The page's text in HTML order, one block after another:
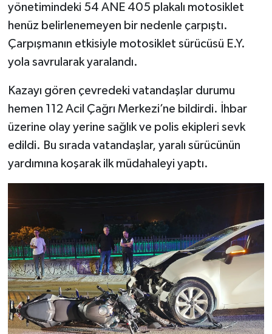
yönetimindeki 54 ANE 405 plakalı motosiklet
henüz belirlenemeyen bir nedenle çarpıştı.
Çarpışmanın etkisiyle motosiklet sürücüsü E.Y.
yola savrularak yaralandı.
Kazayı gören çevredeki vatandaşlar durumu
hemen 112 Acil Çağrı Merkezi’ne bildirdi. İhbar
üzerine olay yerine sağlık ve polis ekipleri sevk
edildi. Bu sırada vatandaşlar, yaralı sürücünün
yardımına koşarak ilk müdahaleyi yaptı.